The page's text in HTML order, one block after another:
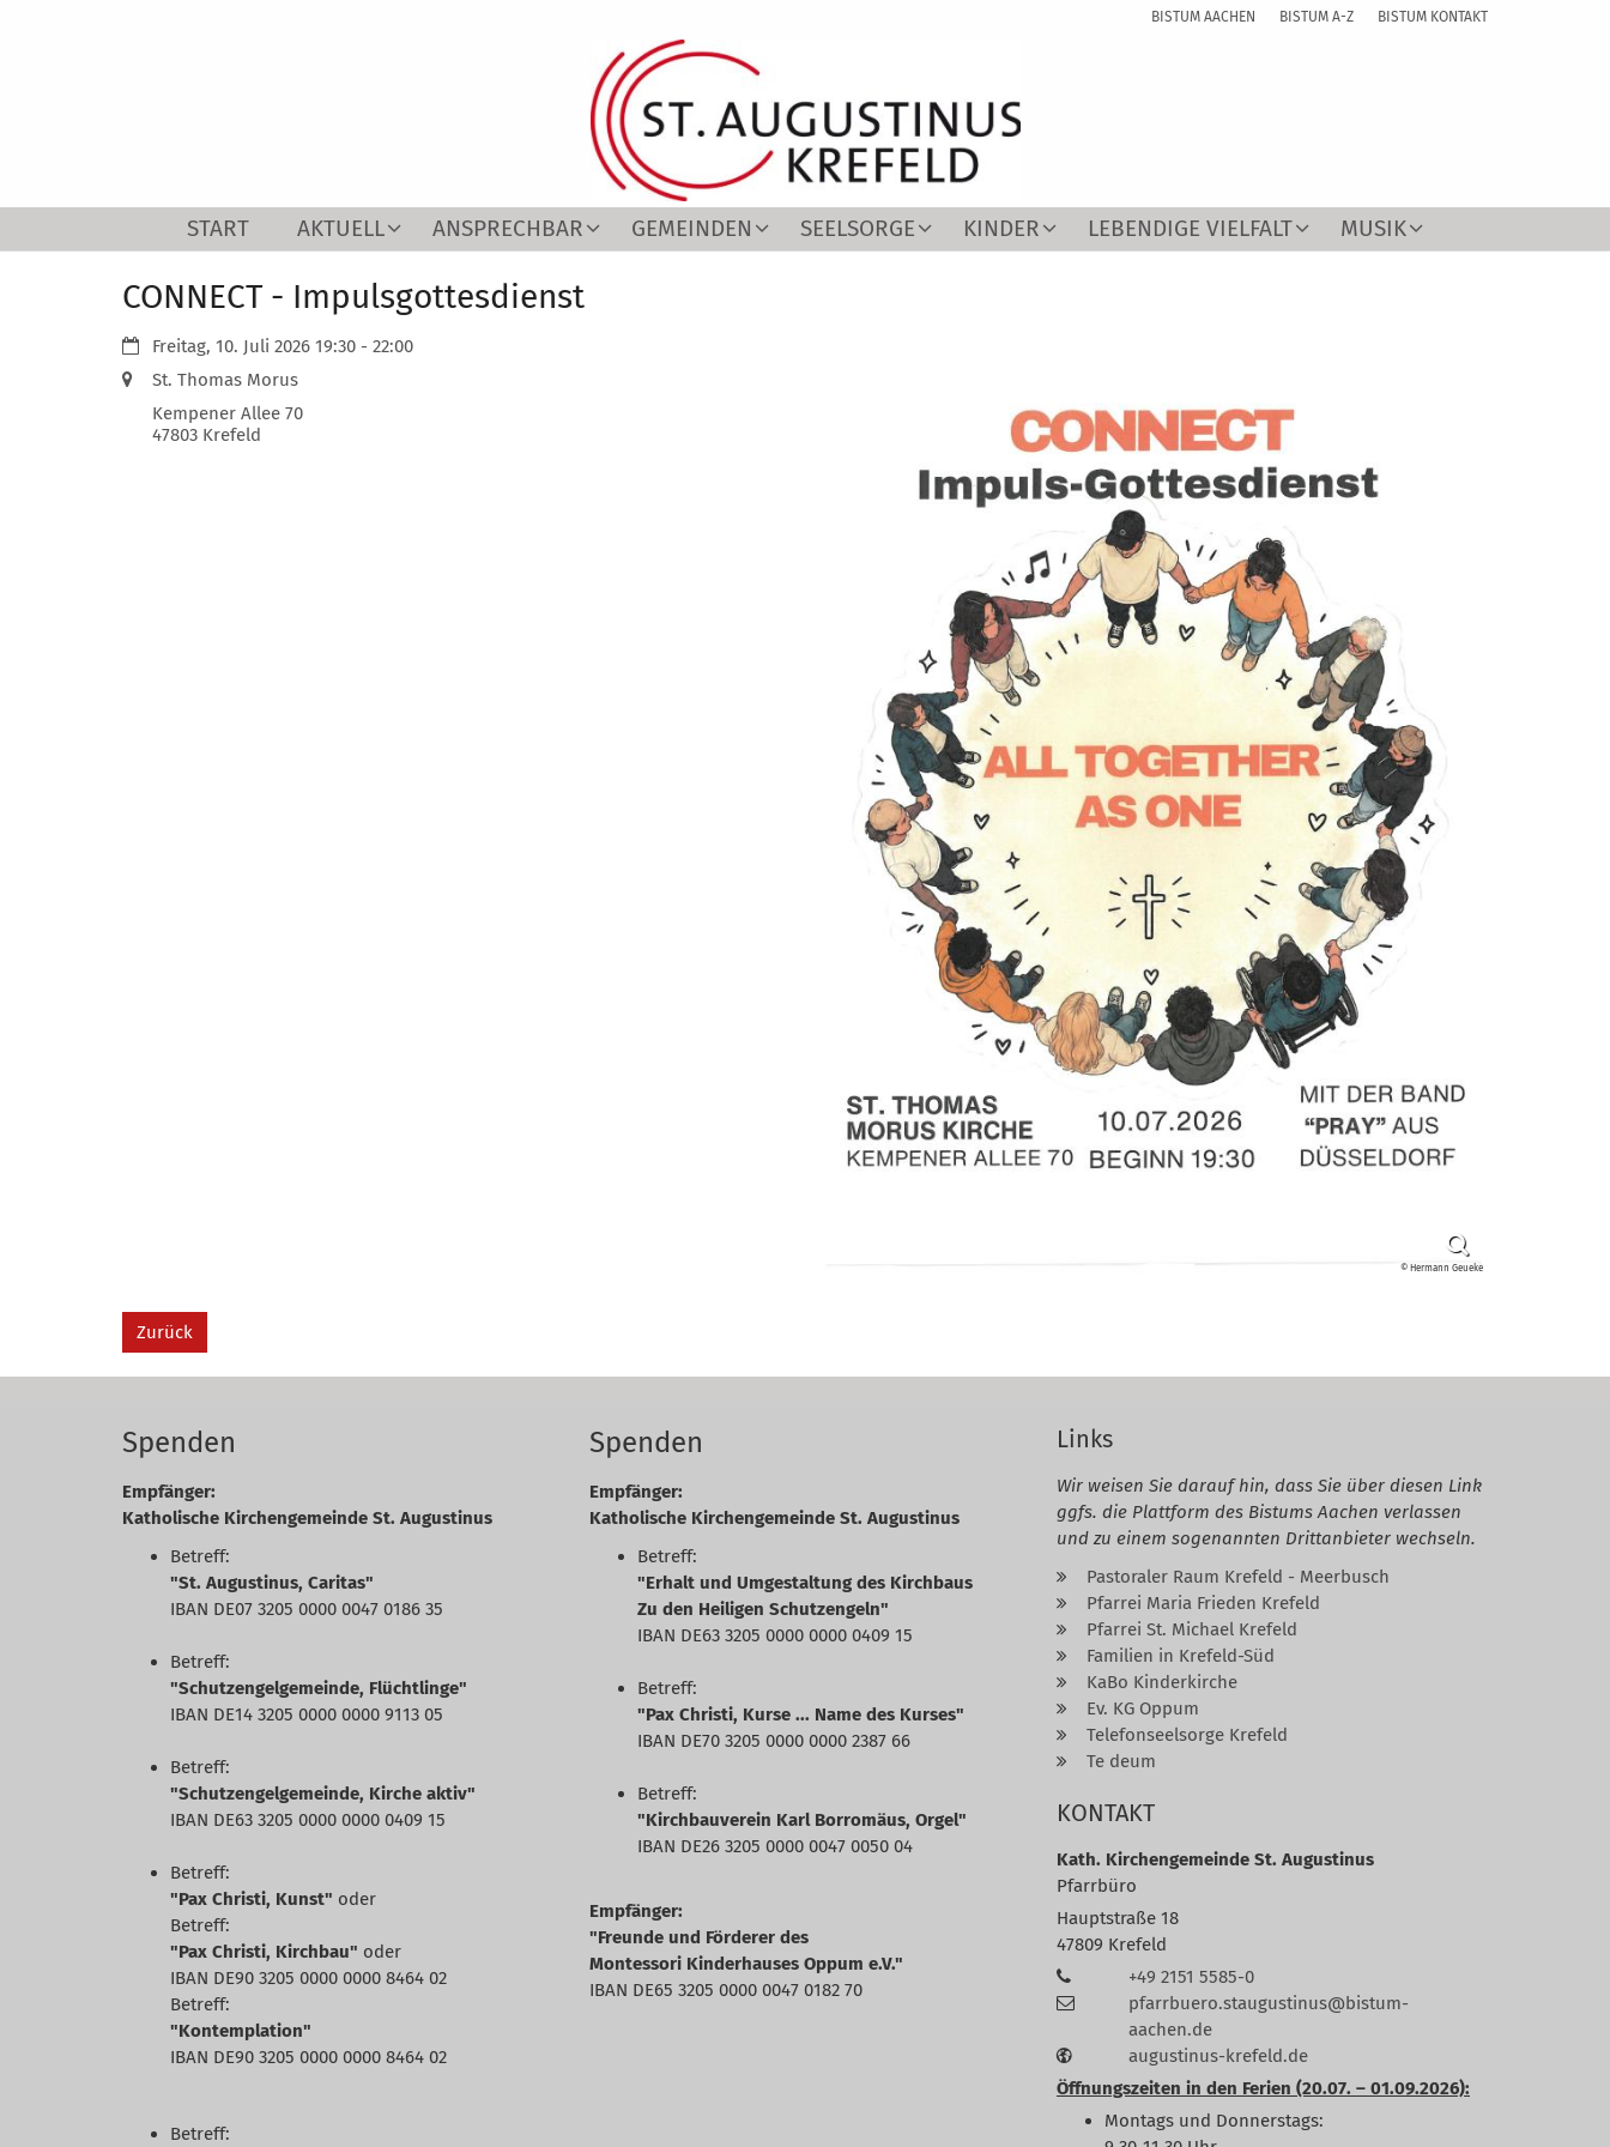
BISTUM AACHEN BISTUM A-Z BISTUM KONTAKT
START AKTUELL ANSPRECHBAR GEMEINDEN SEELSORGE KINDER LEBENDIGE VIELFALT MUSIK
CONNECT - Impulsgottesdienst
© Hermann Geueke
Datum:Freitag, 10. Juli 2026 19:30 - 22:00
Ort: St. Thomas Morus
Kempener Allee 70
47803 Krefeld
Zurück
Spenden
Empfänger:
Katholische Kirchengemeinde St. Augustinus
Betreff:
"St. Augustinus, Caritas"
IBAN DE07 3205 0000 0047 0186 35
Betreff:
"Schutzengelgemeinde, Flüchtlinge"
IBAN DE14 3205 0000 0000 9113 05
Betreff:
"Schutzengelgemeinde, Kirche aktiv"
IBAN DE63 3205 0000 0000 0409 15
Betreff:
"Pax Christi, Kunst" oder
Betreff:
"Pax Christi, Kirchbau" oder
IBAN DE90 3205 0000 0000 8464 02
Betreff:
"Kontemplation"
IBAN DE90 3205 0000 0000 8464 02
Betreff:
Spenden
Empfänger:
Katholische Kirchengemeinde St. Augustinus
Betreff:
"Erhalt und Umgestaltung des Kirchbaus
Zu den Heiligen Schutzengeln"
IBAN DE63 3205 0000 0000 0409 15
Betreff:
"Pax Christi, Kurse ... Name des Kurses"
IBAN DE70 3205 0000 0000 2387 66
Betreff:
"Kirchbauverein Karl Borromäus, Orgel"
IBAN DE26 3205 0000 0047 0050 04
Empfänger:
"Freunde und Förderer des
Montessori Kinderhauses Oppum e.V."
IBAN DE65 3205 0000 0047 0182 70
Links
Wir weisen Sie darauf hin, dass Sie über diesen Link
ggfs. die Plattform des Bistums Aachen verlassen
und zu einem sogenannten Drittanbieter wechseln.
Pastoraler Raum Krefeld - Meerbusch
Pfarrei Maria Frieden Krefeld
Pfarrei St. Michael Krefeld
Familien in Krefeld-Süd
KaBo Kinderkirche
Ev. KG Oppum
Telefonseelsorge Krefeld
Te deum
KONTAKT
Kath. Kirchengemeinde St. Augustinus
Pfarrbüro
Hauptstraße 18
47809 Krefeld
+49 2151 5585-0
pfarrbuero.staugustinus@bistum-
aachen.de
augustinus-krefeld.de
Öffnungszeiten in den Ferien (20.07. – 01.09.2026):
Montags und Donnerstags: